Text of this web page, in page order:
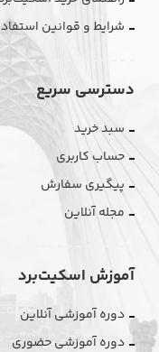
شرایط و قوانین
دسترسی سریع
سبد خرید
حساب کاربری
پیگیری سفارش
مجله آنلاین
آموزش اسکیت‌برد
دوره آموزشی آنلاین
دوره آموزشی حضوری